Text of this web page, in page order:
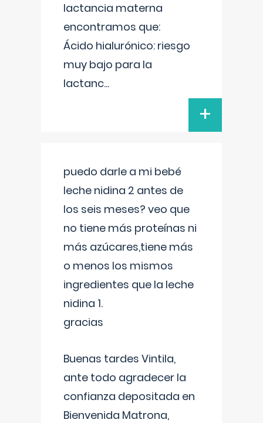
lactancia materna
encontramos que:
Ácido hialurónico: riesgo
muy bajo para la
lactanc...
+
puedo darle a mi bebé
leche nidina 2 antes de
los seis meses? veo que
no tiene más proteínas ni
más azúcares,tiene más
o menos los mismos
ingredientes que la leche
nidina 1.
gracias
Buenas tardes Vintila,
ante todo agradecer la
confianza depositada en
Bienvenida Matrona,